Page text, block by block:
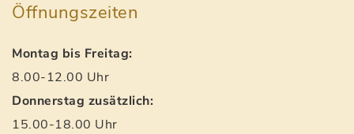
Öffnungszeiten
Montag bis Freitag:
8.00-12.00 Uhr
Donnerstag zusätzlich:
15.00-18.00 Uhr